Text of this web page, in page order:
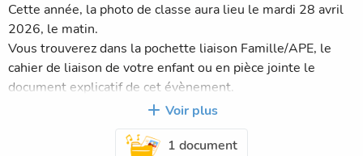
Cette année, la photo de classe aura lieu le mardi 28 avril
2026, le matin.
Vous trouverez dans la pochette liaison Famille/APE, le
cahier de liaison de votre enfant ou en pièce jointe le
document explicatif de cet évènement.
Pensez à noter cette date afin de préparer les plus belles
tenues et coiffures !
Merci d'avance pour votre participation !
Voir plus
1 document